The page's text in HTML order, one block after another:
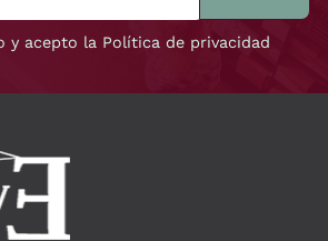
y acepto la Política de privacidad